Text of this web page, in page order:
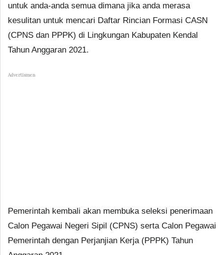
untuk anda-anda semua dimana jika anda merasa
kesulitan untuk mencari Daftar Rincian Formasi CASN
(CPNS dan PPPK) di Lingkungan Kabupaten Kendal
Tahun Anggaran 2021.
Advertismen
Pemerintah kembali akan membuka seleksi penerimaan
Calon Pegawai Negeri Sipil (CPNS) serta Calon Pegawai
Pemerintah dengan Perjanjian Kerja (PPPK) Tahun